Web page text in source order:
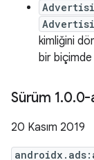
kimliğini
bir biçimde
Sürüm 1.0.0-
20 Kasım 2019